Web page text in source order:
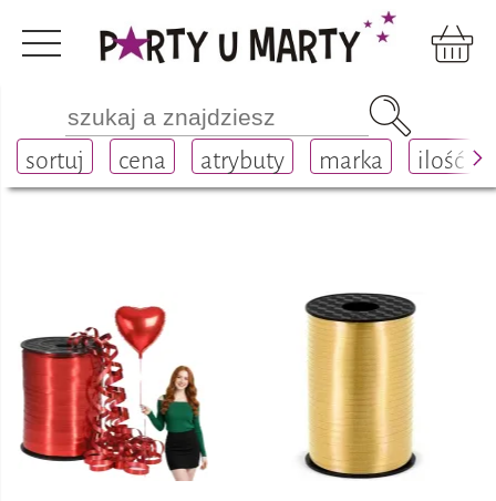
sortuj cena atrybuty marka ilość
Balony
akcesoria balonowe
wstążki do wiązania